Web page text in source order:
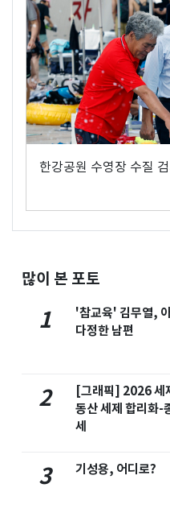
한강공원 수영장 수질
많이 본 포토
1
'참교육' 김무열,
다정한 남편
2
[그래픽] 2026 세
동산 세제 합리화-
세
3 기성용, 어디로?